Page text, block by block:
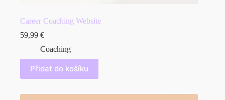
Career Coaching Website
59,99 €
Coaching
Přidat do košíku